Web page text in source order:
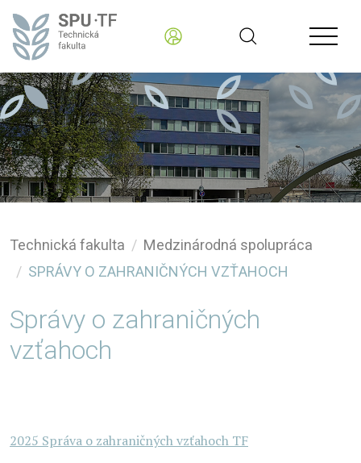
Technická fakulta
Medzinárodná spolupráca
SPRÁVY O ZAHRANIČNÝCH VZŤAHOCH
Správy o zahraničných
vzťahoch
2025 Správa o zahraničných vzťahoch TF